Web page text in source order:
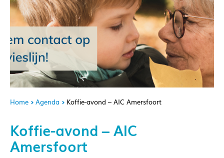
Home Agenda Koffie-avond – AIC Amersfoort
Koffie-avond – AIC
Amersfoort